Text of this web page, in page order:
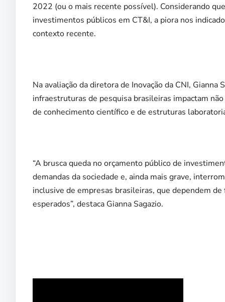
2022 (ou o mais recente possível). Considerando
investimentos públicos em CT&I, a piora nos
contexto recente.
Na avaliação da diretora de Inovação da CNI,
infraestruturas de pesquisa brasileiras impactam
de conhecimento científico e de estruturas
“A brusca queda no orçamento público de
demandas da sociedade e, ainda mais grave,
inclusive de empresas brasileiras, que dependem
esperados”, destaca Gianna Sagazio.